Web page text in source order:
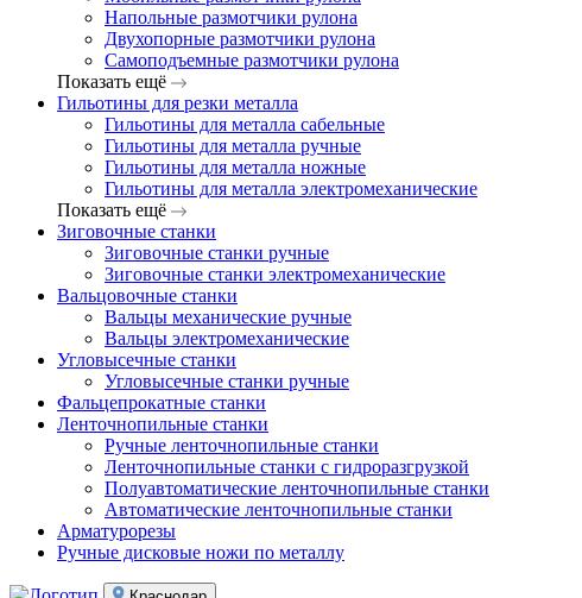
Напольные размотчики рулона
Двухопорные размотчики рулона
Самоподъемные размотчики рулона
Показать ещё
Гильотины для резки металла
Гильотины для металла сабельные
Гильотины для металла ручные
Гильотины для металла ножные
Гильотины для металла электромеханические
Показать ещё
Зиговочные станки
Зиговочные станки ручные
Зиговочные станки электромеханические
Вальцовочные станки
Вальцы механические ручные
Вальцы электромеханические
Угловысечные станки
Угловысечные станки ручные
Фальцепрокатные станки
Ленточнопильные станки
Ручные ленточнопильные станки
Ленточнопильные станки с гидроразгрузкой
Полуавтоматические ленточнопильные станки
Автоматические ленточнопильные станки
Арматурорезы
Ручные дисковые ножи по металлу